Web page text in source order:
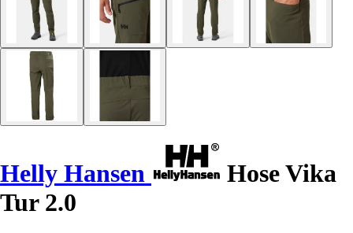
Helly Hansen
Hose Vika
Tur 2.0